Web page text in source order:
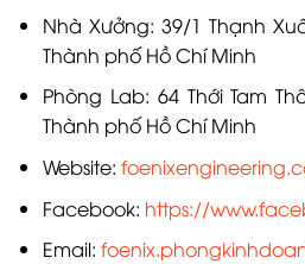
Nhà Xưởng: 39/1 Thạnh
Thành phố Hồ Chí Minh
Phòng Lab: 64 Thới Tam
Thành phố Hồ Chí Minh
Website:
Facebook: https://
Email: